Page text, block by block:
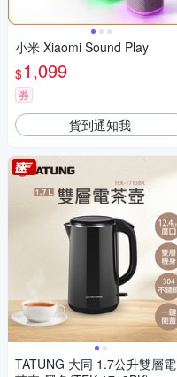
小米 Xiaomi Sound Play
$1,099
券
貨到通知我
TATUNG 大同 1.7公升雙層電